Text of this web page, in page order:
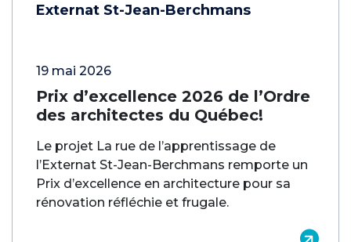
Externat St-Jean-Berchmans
19 mai 2026
Prix d’excellence 2026 de l’Ordre
des architectes du Québec!
Le projet La rue de l’apprentissage de
l’Externat St-Jean-Berchmans remporte un
Prix d’excellence en architecture pour sa
rénovation réfléchie et frugale.